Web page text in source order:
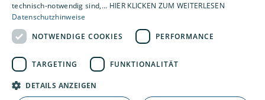
technisch-notwendig sind,... HIER KLICKEN ZUM WEITERLESEN
Datenschutzhinweise
NOTWENDIGE COOKIES
PERFORMANCE
TARGETING FUNKTIONALITÄT
DETAILS ANZEIGEN